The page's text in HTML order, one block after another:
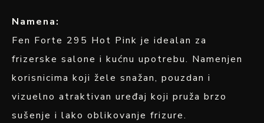
Namena:
Fen Forte 295 Hot Pink je idealan za
frizerske salone i kućnu upotrebu. Namenjen
korisnicima koji žele snažan, pouzdan i
vizuelno atraktivan uređaj koji pruža brzo
sušenje i lako oblikovanje frizure.